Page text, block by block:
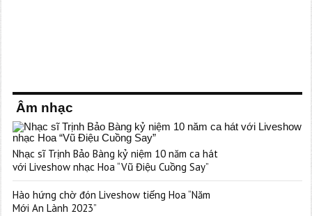
Âm nhạc
Nhạc sĩ Trịnh Bảo Bàng kỷ niệm 10 năm ca hát
với Liveshow nhạc Hoa “Vũ Điệu Cuồng Say”
Hào hứng chờ đón Liveshow tiếng Hoa “Năm
Mới An Lành 2023”